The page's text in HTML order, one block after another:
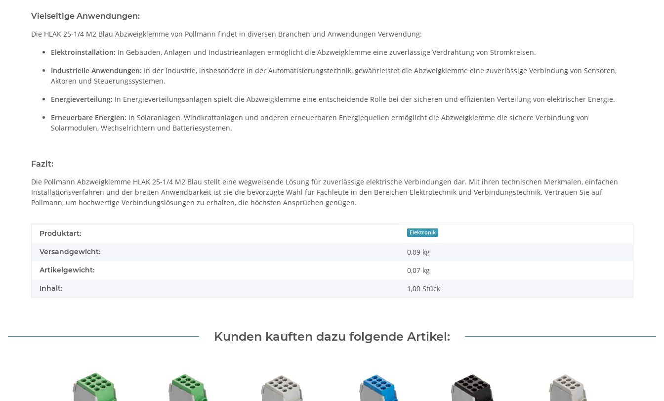
Vielseitige Anwendungen:
Die HLAK 25-1/4 M2 Blau Abzweigklemme von Pollmann findet in diversen Branchen und Anwendungen Verwendung:
Elektroinstallation: In Gebäuden, Anlagen und Industrieanlagen ermöglicht die Abzweigklemme eine zuverlässige Verdrahtung von Stromkreisen.
Industrielle Anwendungen: In der Industrie, insbesondere in der Automatisierungstechnik, gewährleistet die Abzweigklemme eine zuverlässige Verbindung von Sensoren,
Aktoren und Steuerungssystemen.
Energieverteilung: In Energieverteilungsanlagen spielt die Abzweigklemme eine entscheidende Rolle bei der sicheren und effizienten Verteilung von elektrischer Energie.
Erneuerbare Energien: In Solaranlagen, Windkraftanlagen und anderen erneuerbaren Energiequellen ermöglicht die Abzweigklemme die sichere Verbindung von
Solarmodulen, Wechselrichtern und Batteriesystemen.
Fazit:
Die Pollmann Abzweigklemme HLAK 25-1/4 M2 Blau stellt eine wegweisende Lösung für zuverlässige elektrische Verbindungen dar. Mit ihren technischen Merkmalen, einfachen
Installationsverfahren und der breiten Anwendbarkeit ist sie die bevorzugte Wahl für Fachleute in den Bereichen Elektrotechnik und Verbindungstechnik. Vertrauen Sie auf
Pollmann, um hochwertige Verbindungslösungen zu erhalten, die höchsten Ansprüchen genügen.
Produkteigenschaft
Wert
Produktart: Elektronik
Versandgewicht: 0,09 kg
Artikelgewicht: 0,07 kg
Inhalt: 1,00 Stück
Kunden kauften dazu folgende Artikel: